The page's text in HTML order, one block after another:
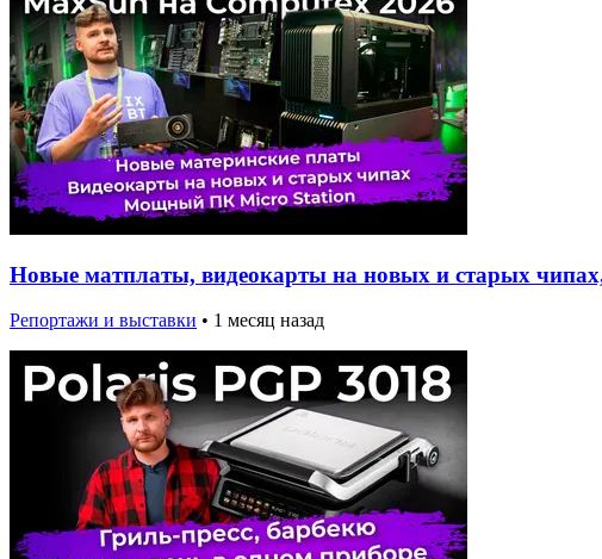
Новые матплаты, видеокарты на новых и старых
Репортажи и выставки • 1 месяц назад